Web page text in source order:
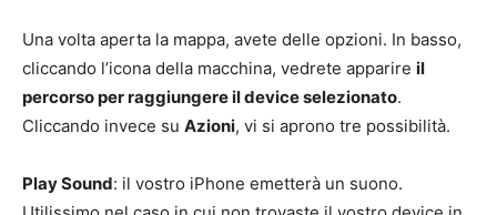
Una volta aperta la mappa, avete delle opzioni. In basso,
cliccando l’icona della macchina, vedrete apparire il
percorso per raggiungere il device selezionato.
Cliccando invece su Azioni, vi si aprono tre possibilità.
Play Sound: il vostro iPhone emetterà un suono.